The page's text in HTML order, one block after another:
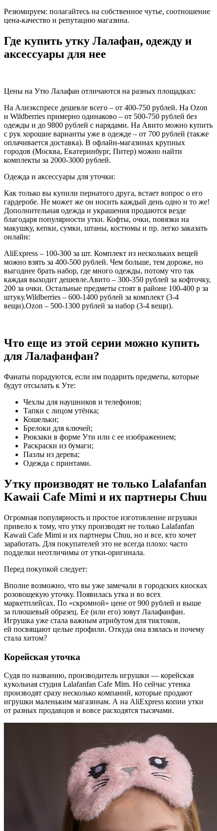
Резюмируем: полагайтесь на собственное чутье, соотношение
цена-качество и репутацию магазина.
Где купить утку Лалафан, одежду и
аксессуары для нее
Цены на Утю Лалафан отличаются на разных площадках:
На Алиэкспресе дешевле всего – от 400-750 рублей. На Ozon
и Wildberries примерно одинаково – от 500-750 рублей без
одежды и до 9800 рублей с нарядами. На Авито можно купить
с рук хорошие варианты уже в одежде – от 700 рублей (также
оплачивается доставка). В офлайн-магазинах крупных
городов (Москва, Екатеринбург, Питер) можно найти
комплекты за 2000-3000 рублей.
Одежда и аксессуары для уточки:
Как только вы купили пернатого друга, встает вопрос о его
гардеробе. Не может же он носить каждый день одно и то же!
Дополнительная одежда и украшения продаются везде
благодаря популярности утки. Кофты, очки, повязки на
макушку, кепки, сумки, штаны, костюмы и пр. легко заказать
онлайн:
AliExpress – 100-300 за шт. Комплект из нескольких вещей
можно взять за 400-500 рублей. Чем больше, тем дороже, но
выгоднее брать набор, где много одежды, потому что так
каждая выходит дешевле.Авито – 300-350 рублей за кофточку,
200 за очки. Остальные предметы стоят в районе 100-400 р за
штуку.Wildberries – 600-1400 рублей за комплект (3-4
вещи).Ozon – 500-1300 рублей за набор (3-4 вещи).
Что еще из этой серии можно купить
для Лалафанфан?
Фанаты порадуются, если им подарить предметы, которые
будут отсылать к Уте:
Чехлы для наушников и телефонов;
Тапки с лицом утёнка;
Кошельки;
Брелоки для ключей;
Рюкзаки в форме Ути или с ее изображением;
Раскраски из бумаги;
Пазлы из дерева;
Одежда с принтами.
Утку производят не только Lalafanfan
Kawaii Cafe Mimi и их партнеры Chuu
Огромная популярность и простое изготовление игрушки
привело к тому, что утку производят не только Lalafanfan
Kawaii Cafe Mimi и их партнеры Chuu, но и все, кто хочет
заработать. Для покупателей это не всегда плохо: часто
подделки неотличимы от утки-оригинала.
Перед покупкой следует:
Вполне возможно, что вы уже замечали в городских киосках
розовощекую уточку. Появилась утка и во всех
маркетплейсах. По «скромной» цене от 900 рублей и выше
за плюшевый образец. Ее (или его) зовут Лалафанфан.
Игрушка уже стала важным атрибутом для тиктоков,
ей посвящают целые профили. Откуда она взялась и почему
стала хитом?
Корейская уточка
Судя по названию, производитель игрушки — корейская
кукольная студия Lalafanfan Cafe Mim. Но сейчас утенка
производят сразу несколько компаний, которые продают
игрушки маленьким магазинам. А на AliExpress копии утки
от разных продавцов и вовсе расходятся тысячами.